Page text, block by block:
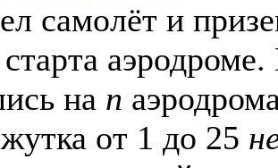
самолёт и
на n
от 1 до 25